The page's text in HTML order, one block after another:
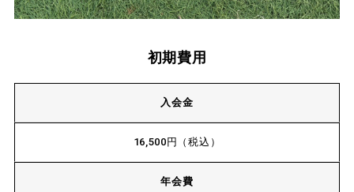
初期費用
入会金
16,500円（税込）
年会費